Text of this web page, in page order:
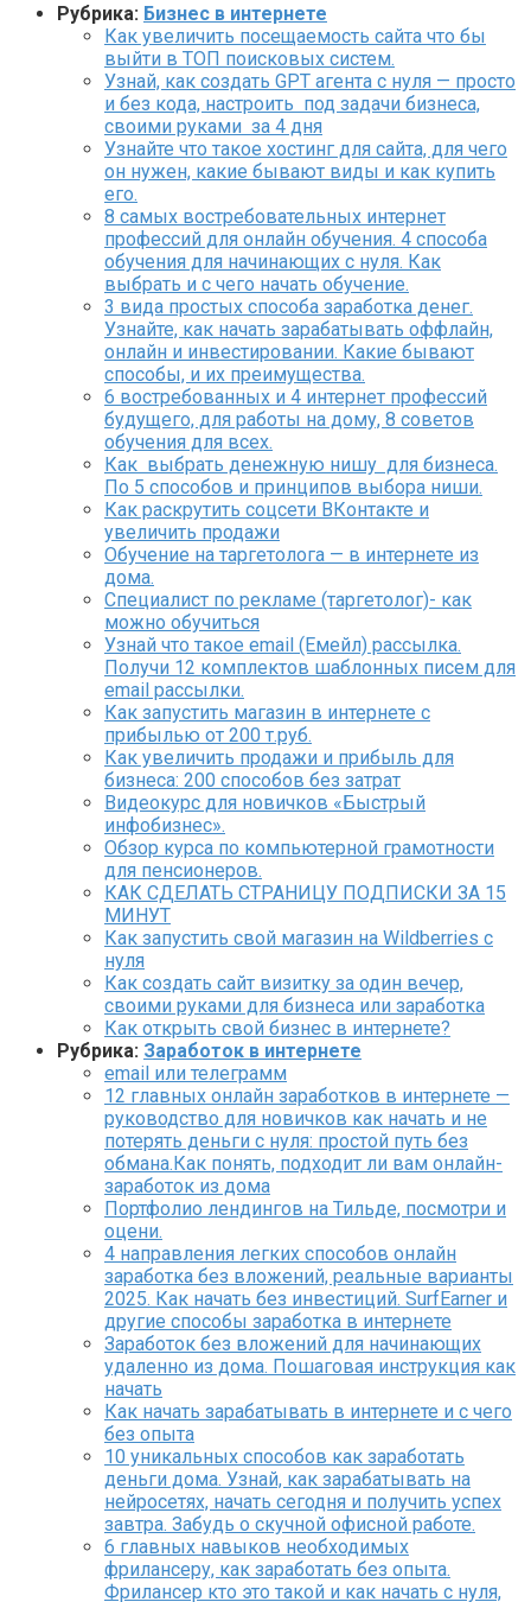
Рубрика: Бизнес в интернете
Как увеличить посещаемость сайта что бы
выйти в ТОП поисковых систем.
Узнай, как создать GPT агента с нуля — просто
и без кода, настроить под задачи бизнеса,
своими руками за 4 дня
Узнайте что такое хостинг для сайта, для чего
он нужен, какие бывают виды и как купить
его.
8 самых востребовательных интернет
профессий для онлайн обучения. 4 способа
обучения для начинающих с нуля. Как
выбрать и с чего начать обучение.
3 вида простых способа заработка денег.
Узнайте, как начать зарабатывать оффлайн,
онлайн и инвестировании. Какие бывают
способы, и их преимущества.
6 востребованных и 4 интернет профессий
будущего, для работы на дому, 8 советов
обучения для всех.
Как выбрать денежную нишу для бизнеса.
По 5 способов и принципов выбора ниши.
Как раскрутить соцсети ВКонтакте и
увеличить продажи
Обучение на таргетолога — в интернете из
дома.
Специалист по рекламе (таргетолог)- как
можно обучиться
Узнай что такое email (Емейл) рассылка.
Получи 12 комплектов шаблонных писем для
email рассылки.
Как запустить магазин в интернете с
прибылью от 200 т.руб.
Как увеличить продажи и прибыль для
бизнеса: 200 способов без затрат
Видеокурс для новичков «Быстрый
инфобизнес».
Обзор курса по компьютерной грамотности
для пенсионеров.
КАК СДЕЛАТЬ СТРАНИЦУ ПОДПИСКИ ЗА 15
МИНУТ
Как запустить свой магазин на Wildberries с
нуля
Как создать сайт визитку за один вечер,
своими руками для бизнеса или заработка
Как открыть свой бизнес в интернете?
Рубрика: Заработок в интернете
email или телеграмм
12 главных онлайн заработков в интернете —
руководство для новичков как начать и не
потерять деньги с нуля: простой путь без
обмана.Как понять, подходит ли вам онлайн-
заработок из дома
Портфолио лендингов на Тильде, посмотри и
оцени.
4 направления легких способов онлайн
заработка без вложений, реальные варианты
2025. Как начать без инвестиций. SurfEarner и
другие способы заработка в интернете
Заработок без вложений для начинающих
удаленно из дома. Пошаговая инструкция как
начать
Как начать зарабатывать в интернете и с чего
без опыта
10 уникальных способов как заработать
деньги дома. Узнай, как зарабатывать на
нейросетях, начать сегодня и получить успех
завтра. Забудь о скучной офисной работе.
6 главных навыков необходимых
фрилансеру, как заработать без опыта.
Фрилансер кто это такой и как начать с нуля,